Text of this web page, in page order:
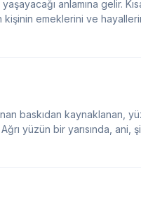
anlamına gelir.
emeklerini ve
baskıdan kaynaklanan,
yüzün bir yarısında, ani,